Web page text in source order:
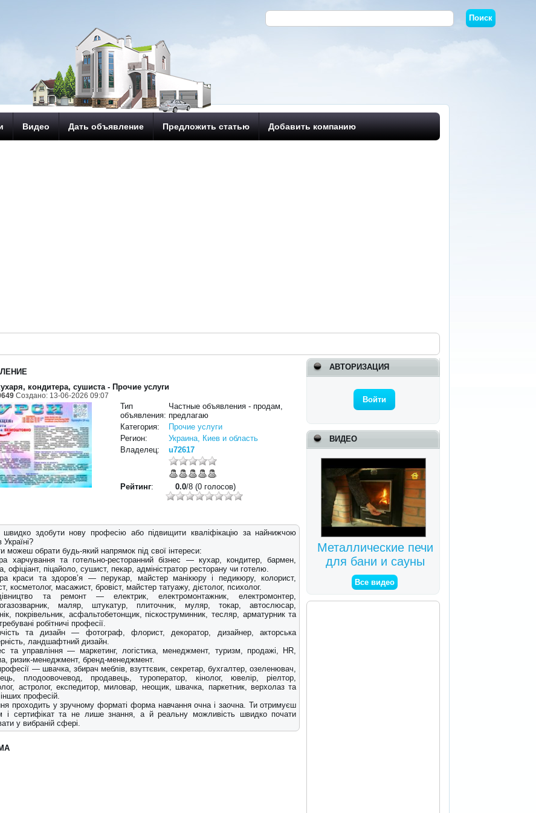
Видео Дать объявление Предложить статью Добавить компанию
АВТОРИЗАЦИЯ
Войти
ВИДЕО
Металлические печи
для бани и сауны
Все видео
кондитера, сушиста- Прочие услуги
Создано: 13-06-2026 09:07
Тип
объявления:
Частные объявления - продам,
предлагаю
Категория:
Прочие услуги
Регион:
Украина, Киев и область
Владелец:
u72617
Рейтинг: 0.0/8 (0 голосов)
здобути нову професію або підвищити кваліфікацію за найнижчою
Україні?
можеш обрати будь-який напрямок під свої інтереси:
харчування та готельно-ресторанний бізнес — кухар, кондитер, бармен,
офіціант, піцайоло, сушист, пекар, адміністратор ресторану чи готелю.
краси та здоров’я — перукар, майстер манікюру і педикюру, колорист,
косметолог, масажист, бровіст, майстер татуажу, дієтолог, психолог.
та ремонт — електрик, електромонтажник, електромонтер,
маляр, штукатур, плиточник, муляр, токар, автослюсар,
покрівельник, асфальтобетонщик, піскоструминник, тесляр, арматурник та
робітничі професії.
та дизайн — фотограф, флорист, декоратор, дизайнер, акторська
ландшафтний дизайн.
та управління — маркетинг, логістика, менеджмент, туризм, продажі, HR,
ризик-менеджмент, бренд-менеджмент.
— швачка, збирач меблів, взуттєвик, секретар, бухгалтер, озеленювач,
плодоовочевод, продавець, туроператор, кінолог, ювелір, ріелтор,
астролог, експедитор, миловар, неощик, швачка, паркетник, верхолаз та
професій.
проходить у зручному форматі форма навчання очна і заочна. Ти отримуєш
і сертифікат та не лише знання, а й реальну можливість швидко почати
у вибраній сфері.